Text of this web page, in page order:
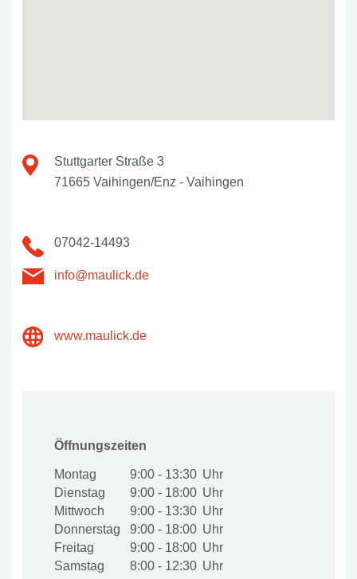
Stuttgarter Straße 3
71665 Vaihingen/Enz - Vaihingen
07042-14493
info@maulick.de
www.maulick.de
Öffnungszeiten
Montag
9:00 - 13:30
Dienstag
9:00 - 18:00
Mittwoch
9:00 - 13:30
Donnerstag
9:00 - 18:00
Freitag
9:00 - 18:00
Samstag
8:00 - 12:30